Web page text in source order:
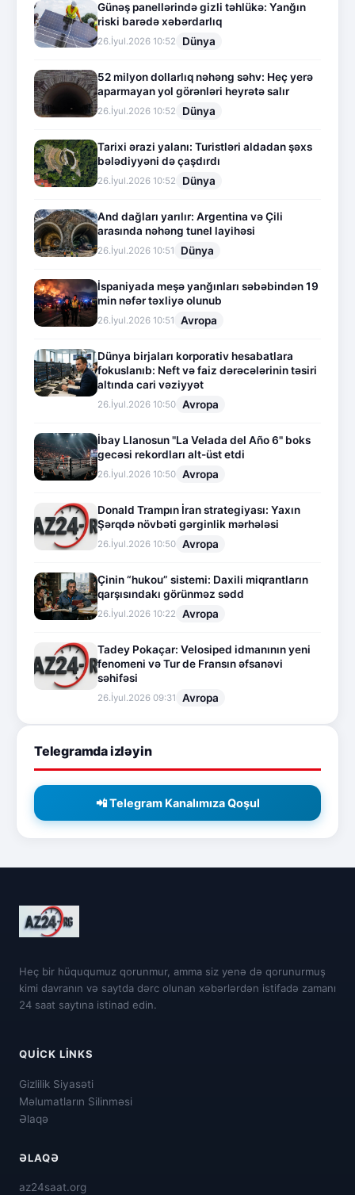
Günəş panellərində gizli təhlükə: Yanğın
riski barədə xəbərdarlıq
26.İyul.2026 10:52 Dünya
52 milyon dollarlıq nəhəng səhv: Heç yerə
aparmayan yol görənləri heyrətə salır
26.İyul.2026 10:52 Dünya
Tarixi ərazi yalanı: Turistləri aldadan şəxs
bələdiyyəni də çaşdırdı
26.İyul.2026 10:52 Dünya
And dağları yarılır: Argentina və Çili
arasında nəhəng tunel layihəsi
26.İyul.2026 10:51 Dünya
İspaniyada meşə yanğınları səbəbindən 19
min nəfər təxliyə olunub
26.İyul.2026 10:51 Avropa
Dünya birjaları korporativ hesabatlara
fokuslanıb: Neft və faiz dərəcələrinin təsiri
altında cari vəziyyət
26.İyul.2026 10:50 Avropa
İbay Llanosun "La Velada del Año 6" boks
gecəsi rekordları alt-üst etdi
26.İyul.2026 10:50 Avropa
Donald Trampın İran strategiyası: Yaxın
Şərqdə növbəti gərginlik mərhələsi
26.İyul.2026 10:50 Avropa
Çinin “hukou” sistemi: Daxili miqrantların
qarşısındakı görünməz sədd
26.İyul.2026 10:22 Avropa
Tadey Pokaçar: Velosiped idmanının yeni
fenomeni və Tur de Fransın əfsanəvi
səhifəsi
26.İyul.2026 09:31 Avropa
Telegramda izləyin
📲 Telegram Kanalımıza Qoşul
Heç bir hüququmuz qorunmur, amma siz yenə də qorunurmuş
kimi davranın və saytda dərc olunan xəbərlərdən istifadə zamanı
24 saat saytına istinad edin.
QUICK LINKS
Gizlilik Siyasəti
Məlumatların Silinməsi
Əlaqə
ƏLAQƏ
az24saat.org